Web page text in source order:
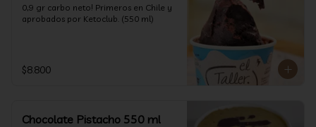
0,9 gr carbo neto! Primeros en Chile y
aprobados por Ketoclub. (550 ml)
$8.800
Chocolate Pistacho 550 ml